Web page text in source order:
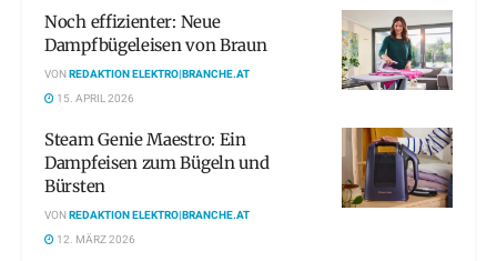
Noch effizienter: Neue
Dampfbügeleisen von Braun
VONREDAKTION ELEKTRO|BRANCHE.AT
15. APRIL 2026
Steam Genie Maestro: Ein
Dampfeisen zum Bügeln und
Bürsten
VONREDAKTION ELEKTRO|BRANCHE.AT
12. MÄRZ 2026